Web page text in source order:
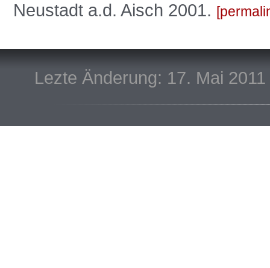
Neustadt a.d. Aisch 2001.
Lezte Änderung: 17. Mai